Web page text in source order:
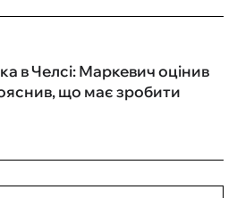
в Челсі: Маркевич оцінив
що має зробити